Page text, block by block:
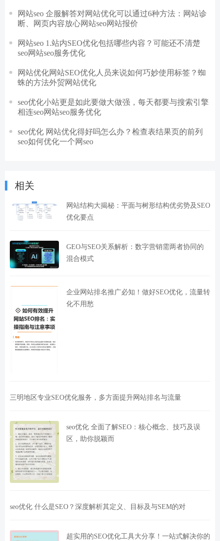
网站seo 企服解答对网站优化可以通过6种方法：网站诊
断、网页内容放心网站seo网站报价
网站seo 1.站内SEO优化包括哪些内容？可能还不清楚
seo网站seo服务优化
网站优化网站SEO优化人员来说如何巧妙使用标签？蜘
蛛的方法外贸网站优化
seo优化小站更是如此要做大做强，每天都要与搜索引擎
相连seo网站seo服务优化
seo优化 网站优化得好吗怎么办？检查表结果页的前列
seo如何优化一个网seo
相关
网站结构大揭秘：平面与树形结构优劣势及SEO
优化要点
GEO与SEO关系解析：数字营销需两者协同的
混合模式
企业网站排名推广必知！做好SEO优化，流量转
化不用愁
三明地区专业SEO优化服务，多方面提升网站排名与流量
seo优化 全面了解SEO：核心概念、技巧及误
区，助你脱颖而
seo优化 什么是SEO？深度解析其定义、目标及与SEM的对
超实用的SEO优化工具大分享！一站式解决你的